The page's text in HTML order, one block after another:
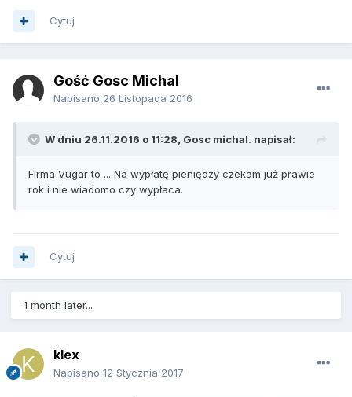
Cytuj
Gość Gosc Michal
Napisano 26 Listopada 2016
W dniu 26.11.2016 o 11:28, Gosc michal. napisał:
Firma Vugar to ... Na wypłatę pieniędzy czekam już prawie
rok i nie wiadomo czy wypłaca.
Cytuj
1 month later...
klex
Napisano 12 Stycznia 2017